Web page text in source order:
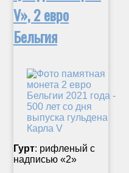
V», 2 евро
Бельгия
Гурт: рифленый с
надписью «2»